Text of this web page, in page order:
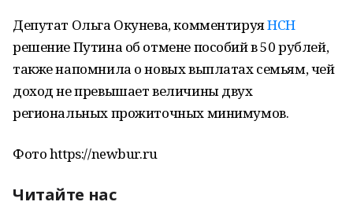
Депутат Ольга Окунева, комментируяНСН
решение Путина об отмене пособий в 50 рублей,
также напомнила о новых выплатах семьям, чей
доход не превышает величины двух
региональных прожиточных минимумов.
Фото https://newbur.ru
Читайте нас